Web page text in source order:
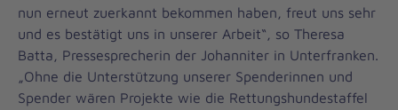
nun erneut zuerkannt bekommen haben, freut uns sehr
und es bestätigt uns in unserer Arbeit“, so Theresa
Batta, Pressesprecherin der Johanniter in Unterfranken.
„Ohne die Unterstützung unserer Spenderinnen und
Spender wären Projekte wie die Rettungshundestaffel